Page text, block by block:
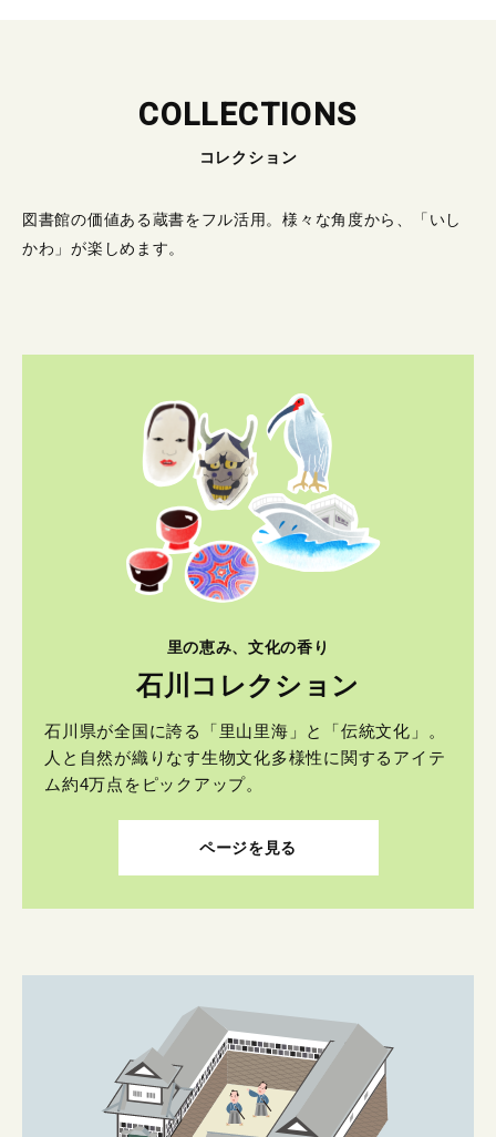
COLLECTIONS
コレクション
図書館の価値ある蔵書をフル活用。様々な角度から、「いし
かわ」が楽しめます。
里の恵み、文化の香り
石川コレクション
石川県が全国に誇る「里山里海」と「伝統文化」。
人と自然が織りなす生物文化多様性に関するアイテ
ム約4万点をピックアップ。
ページを見る